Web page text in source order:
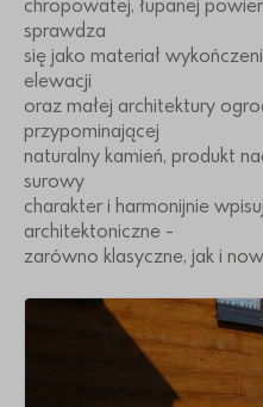
chropowatej, łupanej
sprawdza
się jako materiał
elewacji
oraz małej architektury
przypominającej
naturalny kamień, produkt
surowy
charakter i harmonijnie
architektoniczne -
zarówno klasyczne, jak i